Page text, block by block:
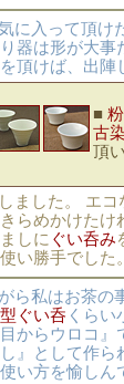
に入って頂
器は形が大
頂けば、出
■
古
頂
ました。 エ
らめかけた
しに ぐい呑み
い勝手でした
ら私はお茶の
ぐい呑 くらい
からウロコ
』として作
い方を愉し